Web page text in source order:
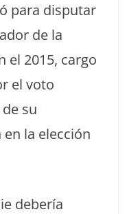
para disputar
de la
el 2015, cargo
el voto
su
la elección
debería